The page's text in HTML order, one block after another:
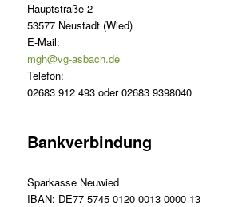
Hauptstraße 2
53577 Neustadt (Wied)
E-Mail:
mgh@vg-asbach.de
Telefon:
02683 912 493 oder 02683 9398040
Bankverbindung
Sparkasse Neuwied
IBAN: DE77 5745 0120 0013 0000 13